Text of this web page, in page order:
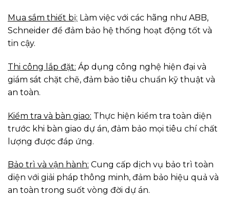
Mua sắm thiết bị: Làm việc với các hãng như ABB,
Schneider để đảm bảo hệ thống hoạt động tốt và
tin cậy.
Thi công lắp đặt: Áp dụng công nghệ hiện đại và
giám sát chặt chẽ, đảm bảo tiêu chuẩn kỹ thuật và
an toàn.
Kiểm tra và bàn giao: Thực hiện kiểm tra toàn diện
trước khi bàn giao dự án, đảm bảo mọi tiêu chí chất
lượng được đáp ứng.
Bảo trì và vận hành: Cung cấp dịch vụ bảo trì toàn
diện với giải pháp thông minh, đảm bảo hiệu quả và
an toàn trong suốt vòng đời dự án.